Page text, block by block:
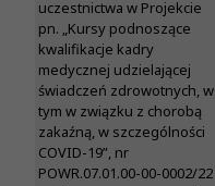
uczestnictwa w Projekcie
pn. „Kursy podnoszące
kwalifikacje kadry
medycznej udzielającej
świadczeń zdrowotnych, w
tym w związku z chorobą
zakaźną, w szczególności
COVID-19”, nr
POWR.07.01.00-00-0002/22